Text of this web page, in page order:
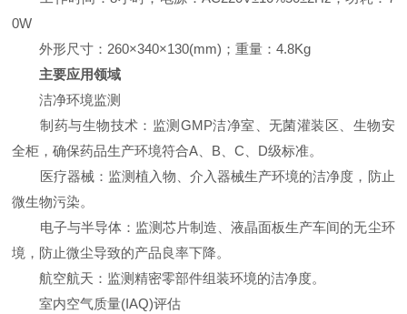
0W
外形尺寸：260×340×130(mm)；重量：4.8Kg
主要应用领域
洁净环境监测
制药与生物技术：监测GMP洁净室、无菌灌装区、生物安
全柜，确保药品生产环境符合A、B、C、D级标准。
医疗器械：监测植入物、介入器械生产环境的洁净度，防止
微生物污染。
电子与半导体：监测芯片制造、液晶面板生产车间的无尘环
境，防止微尘导致的产品良率下降。
航空航天：监测精密零部件组装环境的洁净度。
室内空气质量(IAQ)评估